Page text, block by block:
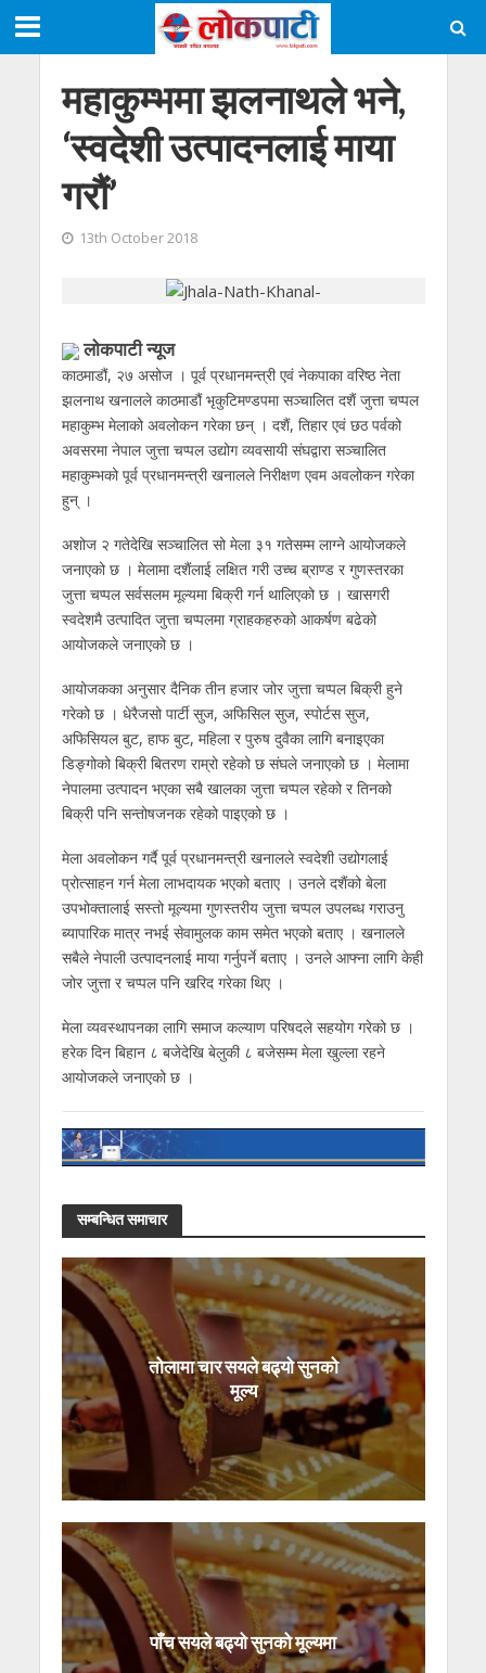
महाकुम्भमा झलनाथले भने,
‘स्वदेशी उत्पादनलाई माया
गरौं’
13th October 2018
लाेकपाटी न्यूज
काठमाडौं, २७ असोज । पूर्व प्रधानमन्त्री एवं नेकपाका वरिष्ठ नेता
झलनाथ खनालले काठमाडौं भृकुटिमण्डपमा सञ्चालित दशैं जुत्ता चप्पल
महाकुम्भ मेलाको अवलोकन गरेका छन् । दशैं, तिहार एवं छठ पर्वको
अवसरमा नेपाल जुत्ता चप्पल उद्योग व्यवसायी संघद्वारा सञ्चालित
महाकुम्भको पूर्व प्रधानमन्त्री खनालले निरीक्षण एवम अवलोकन गरेका
हुन् ।
अशोज २ गतेदेखि सञ्चालित सो मेला ३१ गतेसम्म लाग्ने आयोजकले
जनाएको छ । मेलामा दशैंलाई लक्षित गरी उच्च ब्राण्ड र गुणस्तरका
जुत्ता चप्पल सर्वसलम मूल्यमा बिक्री गर्न थालिएको छ । खासगरी
स्वदेशमै उत्पादित जुत्ता चप्पलमा ग्राहकहरुको आकर्षण बढेको
आयोजकले जनाएको छ ।
आयोजकका अनुसार दैनिक तीन हजार जोर जुत्ता चप्पल बिक्री हुने
गरेको छ । धेरैजसो पार्टी सुज, अफिसिल सुज, स्पोर्टस सुज,
अफिसियल बुट, हाफ बुट, महिला र पुरुष दुवैका लागि बनाइएका
डिङ्गोको बिक्री बितरण राम्रो रहेको छ संघले जनाएको छ । मेलामा
नेपालमा उत्पादन भएका सबै खालका जुत्ता चप्पल रहेको र तिनको
बिक्री पनि सन्तोषजनक रहेको पाइएको छ ।
मेला अवलोकन गर्दै पूर्व प्रधानमन्त्री खनालले स्वदेशी उद्योगलाई
प्रोत्साहन गर्न मेला लाभदायक भएको बताए । उनले दशैंको बेला
उपभोक्तालाई सस्तो मूल्यमा गुणस्तरीय जुत्ता चप्पल उपलब्ध गराउनु
ब्यापारिक मात्र नभई सेवामुलक काम समेत भएको बताए । खनालले
सबैले नेपाली उत्पादनलाई माया गर्नुपर्ने बताए । उनले आफ्ना लागि केही
जोर जुत्ता र चप्पल पनि खरिद गरेका थिए ।
मेला व्यवस्थापनका लागि समाज कल्याण परिषदले सहयोग गरेको छ ।
हरेक दिन बिहान ८ बजेदेखि बेलुकी ८ बजेसम्म मेला खुल्ला रहने
आयोजकले जनाएको छ ।
सम्बन्धित समाचार
तोलामा चार सयले बढ्यो सुनको
मूल्य
पाँच सयले बढ्यो सुनको मूल्यमा